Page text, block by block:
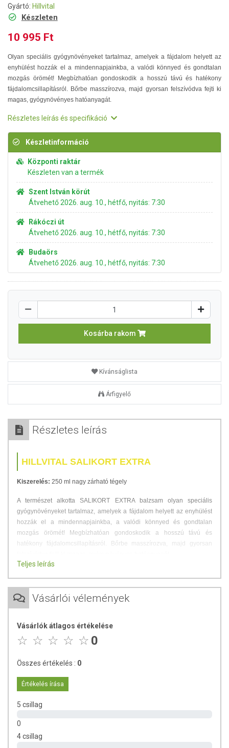
Gyártó: Hillvital
Készleten
10 995 Ft
Olyan speciális gyógynövényeket tartalmaz, amelyek a fájdalom helyett az
enyhülést hozzák el a mindennapjainkba, a valódi könnyed és gondtalan
mozgás örömét! Megbízhatóan gondoskodik a hosszú távú és hatékony
fájdalomcsillapításról. Bőrbe masszírozva, majd gyorsan felszívódva fejti ki
magas, gyógynövényes hatóanyagát.
Részletes leírás és specifikáció
Készletinformáció
Központi raktár
Készleten van a termék
Szent István körút
Átvehető 2026. aug. 10., hétfő, nyitás: 7:30
Rákóczi út
Átvehető 2026. aug. 10., hétfő, nyitás: 7:30
Budaörs
Átvehető 2026. aug. 10., hétfő, nyitás: 7:30
Kosárba rakom
Kívánságlista
Árfigyelő
Részletes leírás
HILLVITAL SALIKORT EXTRA
Kiszerelés: 250 ml nagy zárható tégely
A természet alkotta SALIKORT EXTRA balzsam olyan speciális
gyógynövényeket tartalmaz, amelyek a fájdalom helyett az enyhülést
hozzák el a mindennapjainkba, a valódi könnyed és gondtalan
mozgás örömét! Megbízhatóan gondoskodik a hosszú távú és
hatékony fájdalomcsillapításról. Bőrbe masszírozva, majd gyorsan
Mit tesz az ember, ha hirtelen őrült, fogcsikorgató, reumatikus,
a legtöbben rögtön fájdalomcsillapítóhoz fordulnak. Vezet más,
biztonságos út a gyors fájdalomcsillapításhoz, csak kerülj közelebb a
természethez.
A fájdalom egy jelzés a szervezetünktől
Teljes leírás
Vásárlói vélemények
Vásárlók átlagos értékelése
0
Összes értékelés : 0
Értékelés írása
5 csillag
0
4 csillag